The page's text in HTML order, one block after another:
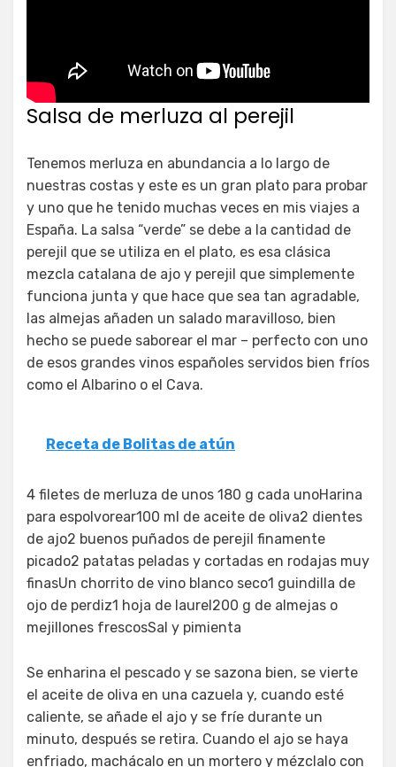
Salsa de merluza al perejil
Tenemos merluza en abundancia a lo largo de
nuestras costas y este es un gran plato para probar
y uno que he tenido muchas veces en mis viajes a
España. La salsa “verde” se debe a la cantidad de
perejil que se utiliza en el plato, es esa clásica
mezcla catalana de ajo y perejil que simplemente
funciona junta y que hace que sea tan agradable,
las almejas añaden un salado maravilloso, bien
hecho se puede saborear el mar – perfecto con uno
de esos grandes vinos españoles servidos bien fríos
como el Albarino o el Cava.
Receta de Bolitas de atún
4 filetes de merluza de unos 180 g cada unoHarina
para espolvorear100 ml de aceite de oliva2 dientes
de ajo2 buenos puñados de perejil finamente
picado2 patatas peladas y cortadas en rodajas muy
finasUn chorrito de vino blanco seco1 guindilla de
ojo de perdiz1 hoja de laurel200 g de almejas o
mejillones frescosSal y pimienta
Se enharina el pescado y se sazona bien, se vierte
el aceite de oliva en una cazuela y, cuando esté
caliente, se añade el ajo y se fríe durante un
minuto, después se retira. Cuando el ajo se haya
enfriado, machácalo en un mortero y mézclalo con